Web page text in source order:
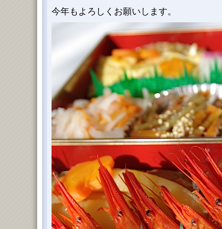
今年もよろしくお願いします。